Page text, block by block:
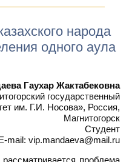
народа
одного аула
Гаухар Жактабековна
государственный
им. Г.И. Носова», Россия,
Магнитогорск
Студент
E-mail: vip.mandaeva@mail.ru